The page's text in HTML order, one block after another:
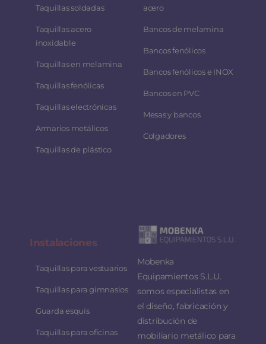
Taquillas soldadas
Taquillas acero
inoxidable
Taquillas en melamina
Taquillas fenólicas
Taquillas electrónicas
Armarios metálicos
Taquillas de plástico
acero
Bancos de melamina
Bancos fenólicos
Bancos fenólicos e INOX
Bancos en PVC
Mesas y bancos
Colgadores
Instalaciones
Taquillas para vestuarios
Taquillas para gimnasios
Guarda esquís
Taquillas para oficinas
Mobenka
Equipamientos S.L.U.
somos especialistas en
el diseño, fabricación y
distribución de
mobiliario metálico para